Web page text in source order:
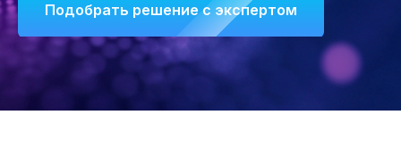
Подобрать решение с экспертом